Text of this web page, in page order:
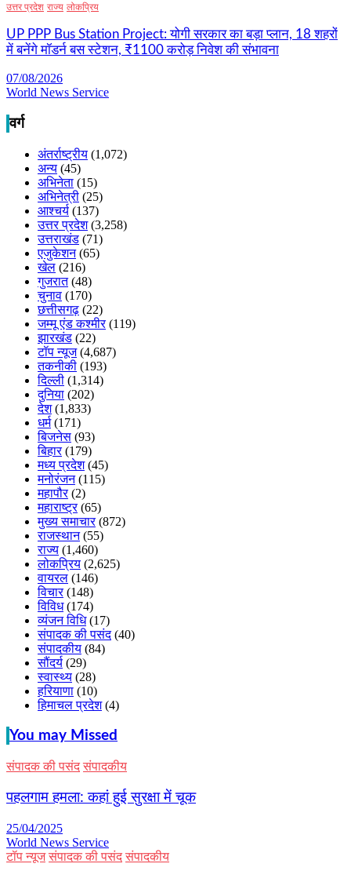
उत्तर प्रदेश राज्य लोकप्रिय
UP PPP Bus Station Project: योगी सरकार का बड़ा प्लान, 18 शहरों
में बनेंगे मॉडर्न बस स्टेशन, ₹1100 करोड़ निवेश की संभावना
07/08/2026
World News Service
वर्ग
अंतर्राष्ट्रीय (1,072)
अन्य (45)
अभिनेता (15)
अभिनेत्री (25)
आश्चर्य (137)
उत्तर प्रदेश(3,258)
उत्तराखंड (71)
एजुकेशन(65)
खेल (216)
गुजरात(48)
चुनाव (170)
छत्तीसगढ़ (22)
जम्मू एंड कश्मीर(119)
झारखंड (22)
टॉप न्यूज(4,687)
तकनीकी (193)
दिल्ली (1,314)
दुनिया (202)
देश(1,833)
धर्म(171)
बिजनेस (93)
बिहार(179)
मध्य प्रदेश(45)
मनोरंजन(115)
महापौर(2)
महाराष्ट्र(65)
मुख्य समाचार(872)
राजस्थान(55)
राज्य (1,460)
लोकप्रिय (2,625)
वायरल (146)
विचार(148)
विविध(174)
व्यंजन विधि(17)
संपादक की पसंद(40)
संपादकीय (84)
सौंदर्य (29)
स्वास्थ्य (28)
हरियाणा (10)
हिमाचल प्रदेश(4)
You may Missed
संपादक की पसंद संपादकीय
पहलगाम हमला: कहां हुई सुरक्षा में चूक
25/04/2025
World News Service
टॉप न्यूज संपादक की पसंद संपादकीय